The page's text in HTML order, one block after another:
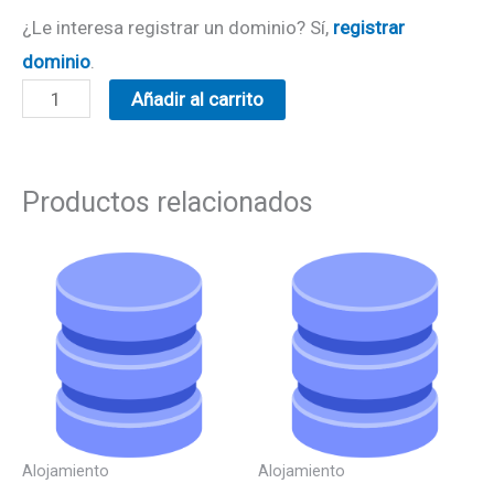
¿Le interesa registrar un dominio? Sí, registrar
dominio.
Añadir al carrito
Productos relacionados
Alojamiento Alojamiento